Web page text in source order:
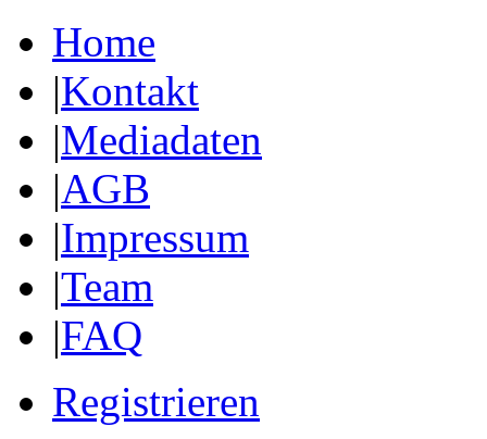
Home
|Kontakt
|Mediadaten
|AGB
|Impressum
|Team
|FAQ
Registrieren